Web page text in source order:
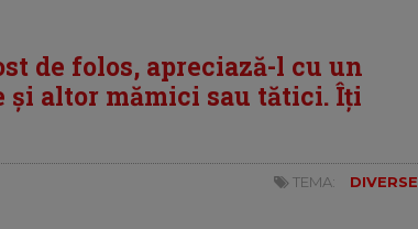
de folos, apreciază-l cu un
altor mămici sau tătici. Îți
TEMA: DIVERSE